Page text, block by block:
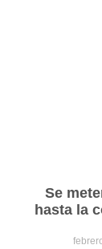
Se
hasta la